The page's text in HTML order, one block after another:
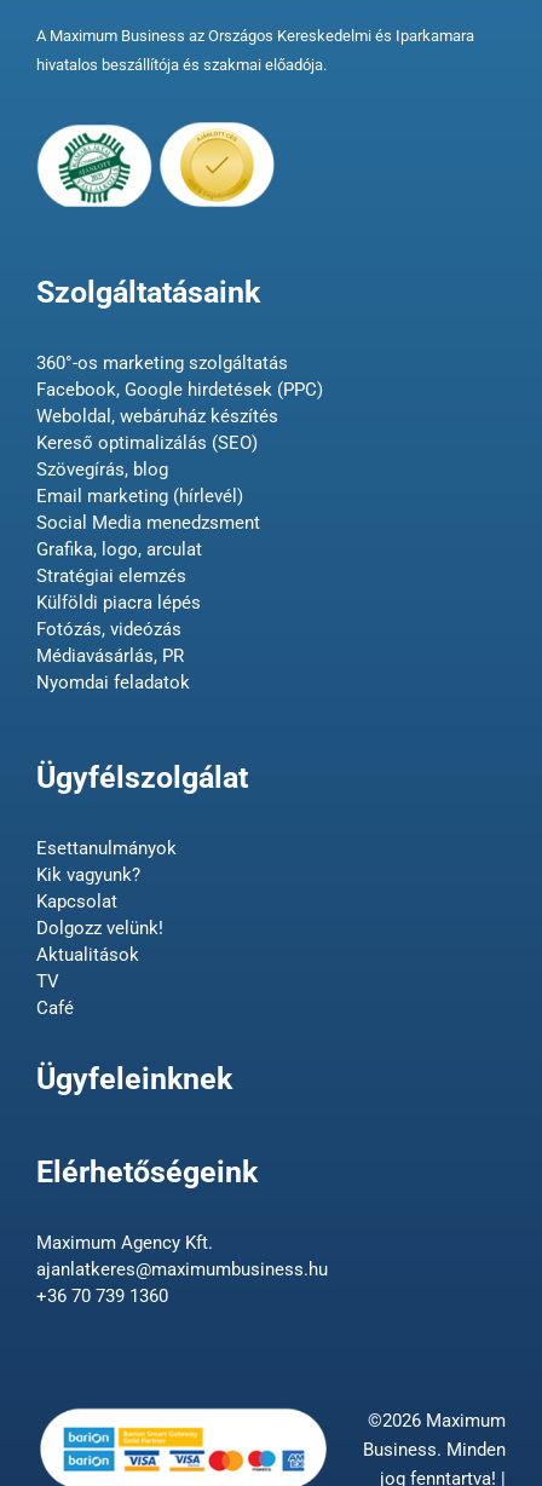
A Maximum Business az Országos Kereskedelmi és Iparkamara
hivatalos beszállítója és szakmai előadója.
Szolgáltatásaink
360°-os marketing szolgáltatás
Facebook, Google hirdetések (PPC)
Weboldal, webáruház készítés
Kereső optimalizálás (SEO)
Szövegírás, blog
Email marketing (hírlevél)
Social Media menedzsment
Grafika, logo, arculat
Stratégiai elemzés
Külföldi piacra lépés
Fotózás, videózás
Médiavásárlás, PR
Nyomdai feladatok
Ügyfélszolgálat
Esettanulmányok
Kik vagyunk?
Kapcsolat
Dolgozz velünk!
Aktualitások
TV
Café
Ügyfeleinknek
Elérhetőségeink
Maximum Agency Kft.
ajanlatkeres@maximumbusiness.hu
+36 70 739 1360
©2026 Maximum
Business. Minden
jog fenntartva! |